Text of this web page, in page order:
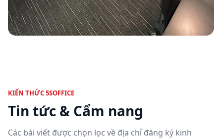
KIẾN THỨC 5SOFFICE
Tin tức & Cẩm nang
Các bài viết được chọn lọc về địa chỉ đăng ký kinh